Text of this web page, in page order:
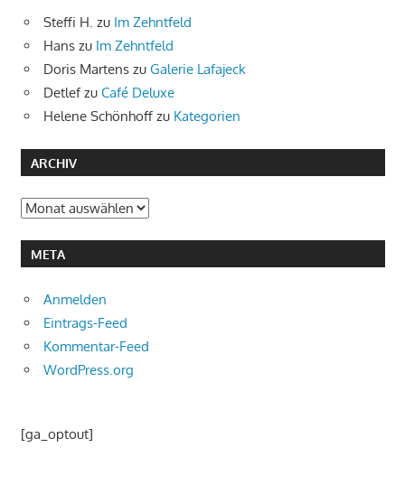
Steffi H. zu Im Zehntfeld
Hans zu Im Zehntfeld
Doris Martens zu Galerie Lafajeck
Detlefzu Café Deluxe
Helene Schönhoff zu Kategorien
ARCHIV
Archiv
META
Anmelden
Eintrags-Feed
Kommentar-Feed
WordPress.org
[ga_optout]